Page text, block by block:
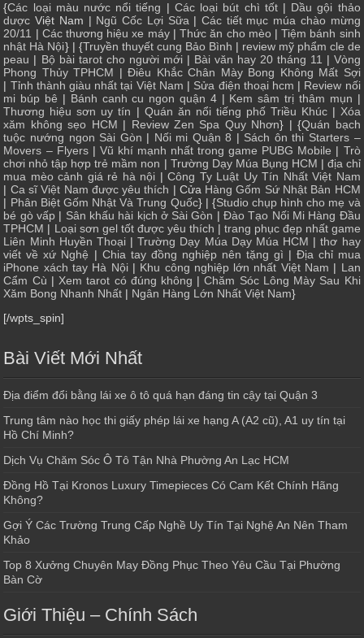
{Các loại màu nước nổi tiếng | Các loại bút chì tốt| Dầu gội thảo
dược Việt Nam | Ngũ Cốc Lợi Sữa | Các tiết mục múa chào mừng
20/11 | Các thương hiệu xe máy|Thức ăn cho mèo|Tiệm bánh sinh
nhật Hà Nội} | {Truyền thuyết cung Bảo Bình | review mỹ phẩm cle de
peau | Bộ bài tarot cho người mới| Bài văn hay 20 tháng 11 | Vòng
Phong Thủy TPHCM |Điêu Khắc Chân Mày Bong Không Mất Sợi
| Tỉnh thành giàu nhất tại Việt Nam | Sửa điện thoại hcm | Review nối
mi búp bê | Bánh canh cu ngon quận 4| Kem sâm trị thâm mụn |
Thương hiệu sơn uy tín | Quán ăn nổi tiếng phố Triều Khúc| Xóa
xăm không sẹo HCM | Review Zen Spa Quy Nhơn} | {Quán bạch
tuộc nướng ngon Sài Gòn | Nối mi Quận 8 | Sách ôn thi Starters –
Movers – Flyers| Vũ khí mạnh nhất trong game PUBG Mobile | Trò
chơi nhỏ tập hợp trẻ mầm non | Trường Dạy Múa Bụng HCM | địa chỉ
mua mèo cảnh giá rẻ hà nội |Công Ty Luật Uy Tín Nhất Việt Nam
| Ca sĩ Việt Nam được yêu thích | Cửa Hàng Gốm Sứ Nhật Bản HCM
| Phân Biệt Gốm Nhật Và Trung Quốc} | {Studio chụp hình cho mẹ và
bé gò vấp | Sân khấu hài kịch ở Sài Gòn |Đào Tạo Nối Mi Hàng Đầu
TPHCM | Loại sơn gel tốt được yêu thích | trang phục đẹp nhất game
Liên Minh Huyền Thoại|Trường Dạy Múa Dạy Múa HCM |thơ hay
viết về xứ Nghệ | Chia tay đồng nghiệp nên tặng gì | Địa chỉ mua
iPhone xách tay Hà Nội| Khu công nghiệp lớn nhất Việt Nam | Lan
Cẩm Cù | Xem tarot có đúng không |Chăm Sóc Lông Mày Sau Khi
Xăm Bong Nhanh Nhất | Ngân Hàng Lớn Nhất Việt Nam}
[/wpts_spin]
Bài Viết Mới Nhất
Địa điểm đổi bằng lái xe ô tô quá hạn đáng tin cậy tại Quận 3
Trung tâm nào học thi giấy phép lái xe hạng A (A2 cũ), A1 uy tín tại
Hồ Chí Minh?
Dịch Vụ Chăm Sóc Ô Tô Tận Nhà Phường An Lạc HCM
Đồng Hồ Tại Kronos Luxury Timepieces Có Cam Kết Chính Hãng
Không?
Gợi Ý Các Trường Trung Cấp Nghề Uy Tín Tại Nghệ An Nên Tham
Khảo
Top 8 Xưởng Chuyên May Đồng Phục Theo Yêu Cầu Tại Phường
Bàn Cờ
Giới Thiệu – Chính Sách